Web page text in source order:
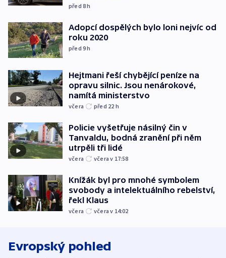
před 8h
Adopcí dospělých bylo loni nejvíc od
roku 2020
před 9h
Hejtmani řeší chybějící peníze na
opravu silnic. Jsou nenárokové,
namítá ministerstvo
včera před 22 h
Policie vyšetřuje násilný čin v
Tanvaldu, bodná zranění při něm
utrpěli tři lidé
včera včera v 17:58
Knížák byl pro mnohé symbolem
svobody a intelektuálního rebelství,
řekl Klaus
včera včera v 14:02
Evropský pohled